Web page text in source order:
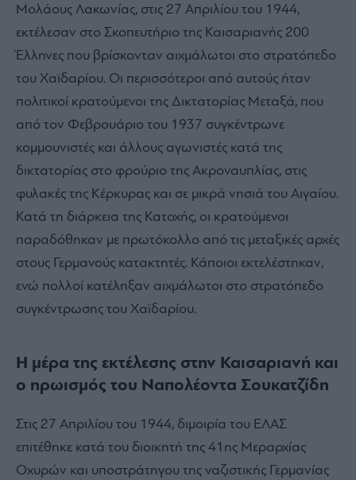
Μολάους Λακωνίας, στις 27 Απριλίου του 1944,
εκτέλεσαν στο Σκοπευτήριο της Καισαριανής 200
Έλληνες που βρίσκονταν αιχμάλωτοι στο στρατόπεδο
του Χαϊδαρίου. Οι περισσότεροι από αυτούς ήταν
πολιτικοί κρατούμενοι της Δικτατορίας Μεταξά, που
από τον Φεβρουάριο του 1937 συγκέντρωνε
κομμουνιστές και άλλους αγωνιστές κατά της
δικτατορίας στο φρούριο της Ακροναυπλίας, στις
φυλακές της Κέρκυρας και σε μικρά νησιά του Αιγαίου.
Κατά τη διάρκεια της Κατοχής, οι κρατούμενοι
παραδόθηκαν με πρωτόκολλο από τις μεταξικές αρχές
στους Γερμανούς κατακτητές. Κάποιοι εκτελέστηκαν,
ενώ πολλοί κατέληξαν αιχμάλωτοι στο στρατόπεδο
συγκέντρωσης του Χαϊδαρίου.
Η μέρα της εκτέλεσης στην Καισαριανή και
ο ηρωισμός του Ναπολέοντα Σουκατζίδη
Στις 27 Απριλίου του 1944, διμοιρία του ΕΛΑΣ
επιτέθηκε κατά του διοικητή της 41ης Μεραρχίας
Οχυρών και υποστράτηγου της ναζιστικής Γερμανίας